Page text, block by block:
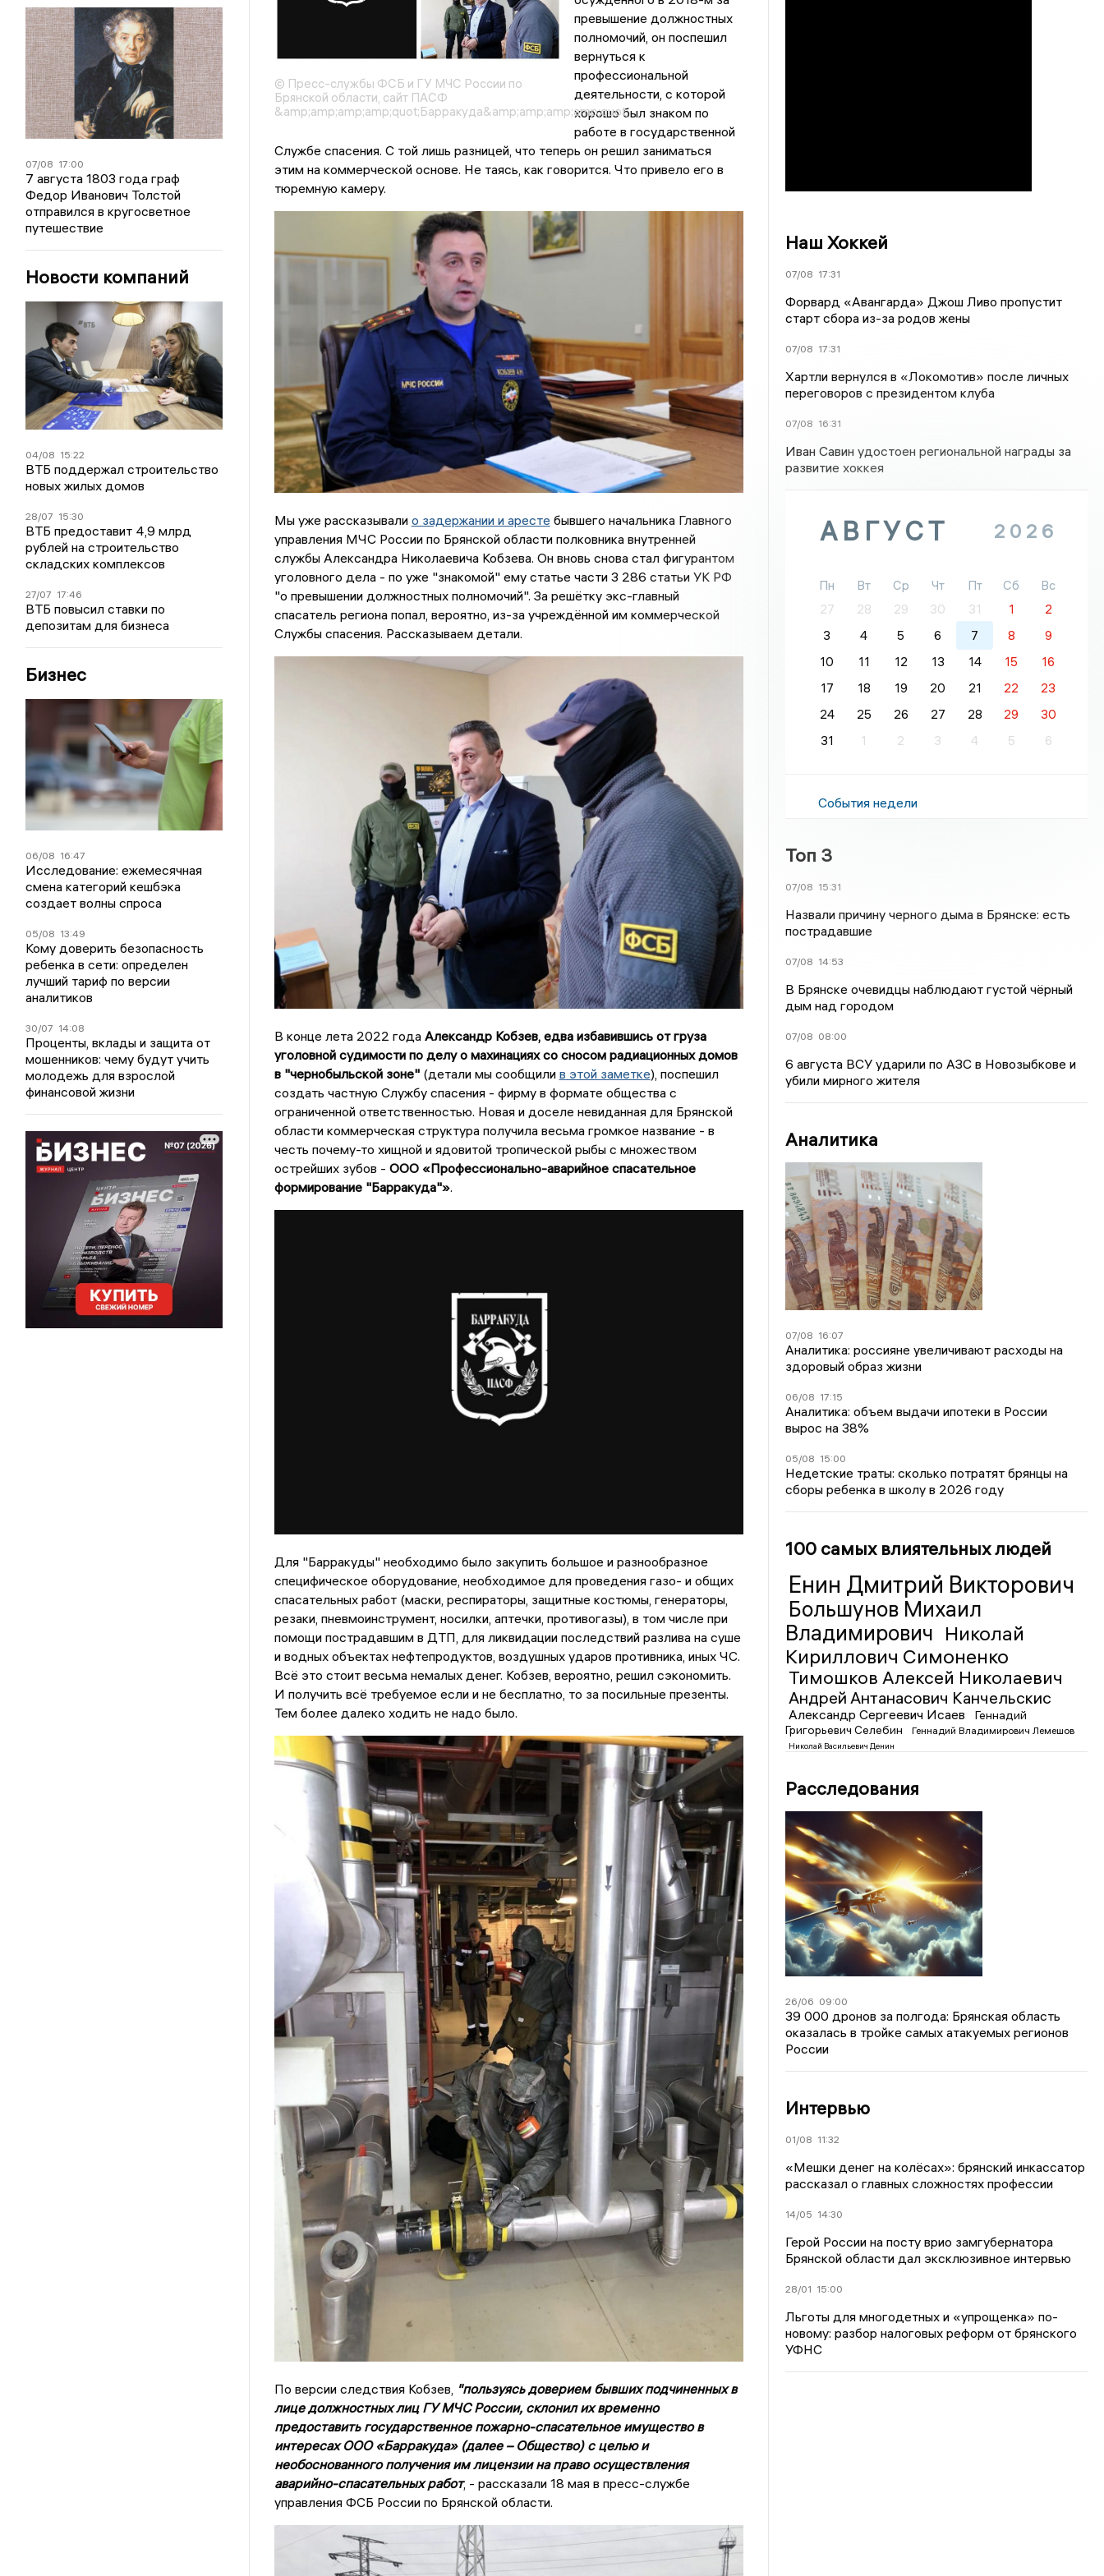
07/08 17:00
7 августа 1803 года граф
Федор Иванович Толстой
отправился в кругосветное
путешествие
Новости компаний
04/08 15:22
ВТБ поддержал строительство
новых жилых домов
28/07 15:30
ВТБ предоставит 4,9 млрд
рублей на строительство
складских комплексов
27/07 17:46
ВТБ повысил ставки по
депозитам для бизнеса
Бизнес
06/08 16:47
Исследование: ежемесячная
смена категорий кешбэка
создает волны спроса
05/08 13:49
Кому доверить безопасность
ребенка в сети: определен
лучший тариф по версии
аналитиков
30/07 14:08
Проценты, вклады и защита от
мошенников: чему будут учить
молодежь для взрослой
финансовой жизни
© Пресс-службы ФСБ и ГУ МЧС России по
Брянской области, сайт ПАСФ
&amp;amp;amp;amp;quot;Барракуда&amp;amp;amp;amp;quot;
превышение должностных
полномочий, он поспешил
вернуться к
профессиональной
деятельности, с которой
хорошо был знаком по
работе в государственной
Службе спасения. С той лишь разницей, что теперь он решил заниматься
этим на коммерческой основе. Не таясь, как говорится. Что привело его в
тюремную камеру.
Мы уже рассказывали о задержании и аресте бывшего начальника Главного
управления МЧС России по Брянской области полковника внутренней
службы Александра Николаевича Кобзева. Он вновь снова стал фигурантом
уголовного дела - по уже "знакомой" ему статье части 3 286 статьи УК РФ
"о превышении должностных полномочий". За решётку экс-главный
спасатель региона попал, вероятно, из-за учреждённой им коммерческой
Службы спасения. Рассказываем детали.
В конце лета 2022 года Александр Кобзев, едва избавившись от груза
уголовной судимости по делу о махинациях со сносом радиационных домов
в "чернобыльской зоне"(детали мы сообщили в этой заметке), поспешил
создать частную Службу спасения - фирму в формате общества с
ограниченной ответственностью. Новая и доселе невиданная для Брянской
области коммерческая структура получила весьма громкое название - в
честь почему-то хищной и ядовитой тропической рыбы с множеством
острейших зубов - ООО «Профессионально-аварийное спасательное
формирование "Барракуда"».
Для "Барракуды" необходимо было закупить большое и разнообразное
специфическое оборудование, необходимое для проведения газо- и общих
спасательных работ (маски, респираторы, защитные костюмы, генераторы,
резаки, пневмоинструмент, носилки, аптечки, противогазы), в том числе при
помощи пострадавшим в ДТП, для ликвидации последствий разлива на суше
и водных объектах нефтепродуктов, воздушных ударов противника, иных ЧС.
Всё это стоит весьма немалых денег. Кобзев, вероятно, решил сэкономить.
И получить всё требуемое если и не бесплатно, то за посильные презенты.
Тем более далеко ходить не надо было.
По версии следствия Кобзев, "пользуясь доверием бывших подчиненных в
лице должностных лиц ГУ МЧС России, склонил их временно
предоставить государственное пожарно-спасательное имущество в
интересах ООО «Барракуда» (далее – Общество) с целью и
необоснованного получения им лицензии на право осуществления
аварийно-спасательных работ, - рассказали 18 мая в пресс-службе
управления ФСБ России по Брянской области.
Наш Хоккей
07/08 17:31
Форвард «Авангарда» Джош Ливо пропустит
старт сбора из-за родов жены
07/08 17:31
Хартли вернулся в «Локомотив» после личных
переговоров с президентом клуба
07/08 16:31
Иван Савин удостоен региональной награды за
развитие хоккея
АВГУСТ 2026
Пн Вт Ср Чт Пт Сб
Вс
27
28 29 30 31 1
2
3
4 5 6 7 8
9
10
11 12 13 14 15
16
17
18 19 20 21 22
23
24
25 26 27 28 29
30
31
1 2 3 4 5 6
События недели
Топ 3
07/08 15:31
Назвали причину черного дыма в Брянске: есть
пострадавшие
07/08 14:53
В Брянске очевидцы наблюдают густой чёрный
дым над городом
07/08 08:00
6 августа ВСУ ударили по АЗС в Новозыбкове и
убили мирного жителя
Аналитика
07/08 16:07
Аналитика: россияне увеличивают расходы на
здоровый образ жизни
06/08 17:15
Аналитика: объем выдачи ипотеки в России
вырос на 38%
05/08 15:00
Недетские траты: сколько потратят брянцы на
сборы ребенка в школу в 2026 году
100 самых влиятельных людей
Енин Дмитрий Викторович
Большунов Михаил
Владимирович Николай
Кириллович Симоненко
Тимошков Алексей Николаевич
Андрей Антанасович Канчельскис
Александр Сергеевич Исаев
Геннадий
Григорьевич Селебин
Геннадий Владимирович Лемешов
Николай Васильевич Денин
Расследования
26/06 09:00
39 000 дронов за полгода: Брянская область
оказалась в тройке самых атакуемых регионов
России
Интервью
01/08 11:32
«Мешки денег на колёсах»: брянский инкассатор
рассказал о главных сложностях профессии
14/05 14:30
Герой России на посту врио замгубернатора
Брянской области дал эксклюзивное интервью
28/01 15:00
Льготы для многодетных и «упрощенка» по-
новому: разбор налоговых реформ от брянского
УФНС